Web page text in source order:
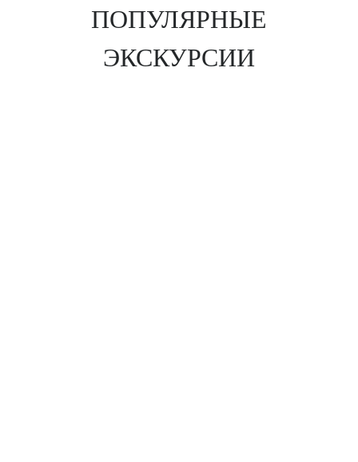
ПОПУЛЯРНЫЕ
ЭКСКУРСИИ